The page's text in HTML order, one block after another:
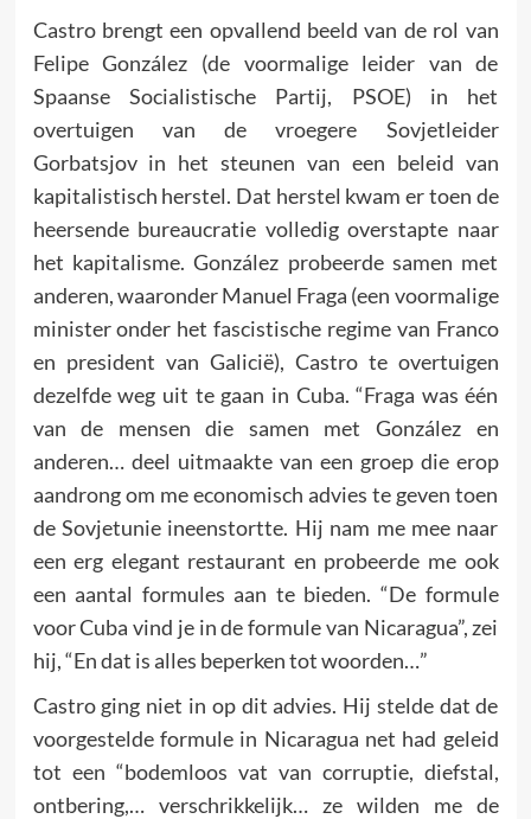
Castro brengt een opvallend beeld van de rol van
Felipe González (de voormalige leider van de
Spaanse Socialistische Partij, PSOE) in het
overtuigen van de vroegere Sovjetleider
Gorbatsjov in het steunen van een beleid van
kapitalistisch herstel. Dat herstel kwam er toen de
heersende bureaucratie volledig overstapte naar
het kapitalisme. González probeerde samen met
anderen, waaronder Manuel Fraga (een voormalige
minister onder het fascistische regime van Franco
en president van Galicië), Castro te overtuigen
dezelfde weg uit te gaan in Cuba. “Fraga was één
van de mensen die samen met González en
anderen… deel uitmaakte van een groep die erop
aandrong om me economisch advies te geven toen
de Sovjetunie ineenstortte. Hij nam me mee naar
een erg elegant restaurant en probeerde me ook
een aantal formules aan te bieden. “De formule
voor Cuba vind je in de formule van Nicaragua”, zei
hij, “En dat is alles beperken tot woorden…”
Castro ging niet in op dit advies. Hij stelde dat de
voorgestelde formule in Nicaragua net had geleid
tot een “bodemloos vat van corruptie, diefstal,
ontbering,… verschrikkelijk… ze wilden me de